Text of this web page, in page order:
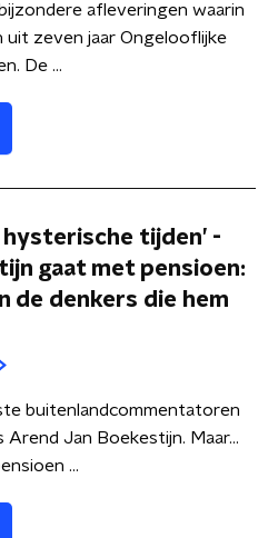
afleveringen waarin
zeven jaar Ongelooflijke
De ...
hysterische tijden’ -
gaat met pensioen:
de denkers die hem
buitenlandcommentatoren
Arend Jan Boekestijn. Maar…
...